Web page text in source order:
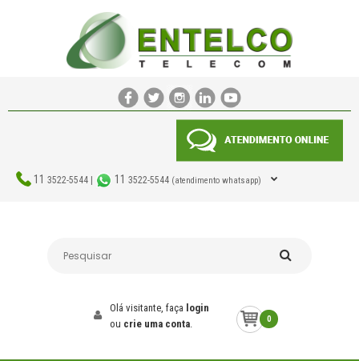
11 3522-5544 | 11 3522-5544 (atendimento whatsapp)
0
Olá visitante, faça login
ou crie uma conta.